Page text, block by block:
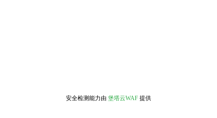
安全检测能力由 堡塔云WAF 提供